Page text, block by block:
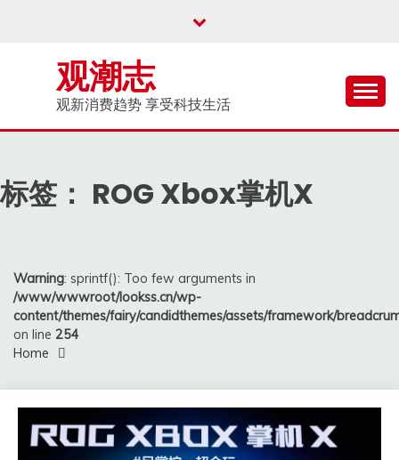
观潮志
观新消费趋势 享受科技生活
标签： ROG Xbox掌机X
Warning: sprintf(): Too few arguments in
/www/wwwroot/lookss.cn/wp-
content/themes/fairy/candidthemes/assets/framework/
on line 254
Home